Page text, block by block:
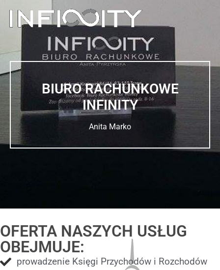
BIURO RACHUNKOWE
INFINITY
Anita Marko
OFERTA NASZYCH USŁUG
OBEJMUJE:
prowadzenie Księgi Przychodów i Rozchodów